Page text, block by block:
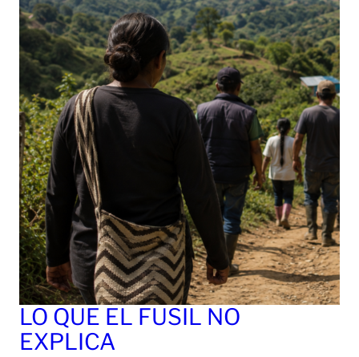
LO QUE EL FUSIL NO
EXPLICA